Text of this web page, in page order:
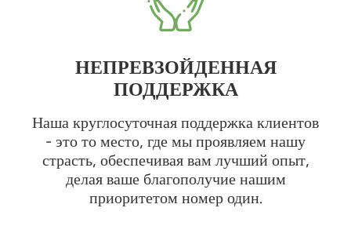
НЕПРЕВЗОЙДЕННАЯ
ПОДДЕРЖКА
Наша круглосуточная поддержка клиентов
- это то место, где мы проявляем нашу
страсть, обеспечивая вам лучший опыт,
делая ваше благополучие нашим
приоритетом номер один.